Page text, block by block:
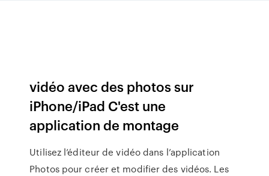
vidéo avec des photos sur
iPhone/iPad C'est une
application de montage
Utilisez l’éditeur de vidéo dans l’application
Photos pour créer et modifier des vidéos. Les